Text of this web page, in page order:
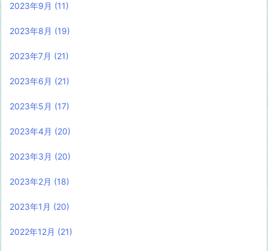
2023年9月 (11)
2023年8月 (19)
2023年7月 (21)
2023年6月 (21)
2023年5月 (17)
2023年4月 (20)
2023年3月 (20)
2023年2月 (18)
2023年1月 (20)
2022年12月 (21)